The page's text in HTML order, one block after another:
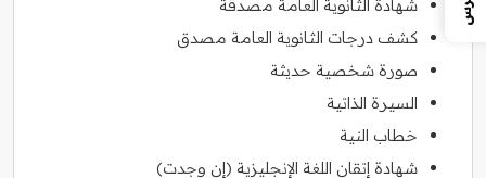
شهادة الثانوية العامة مصدقة
كشف درجات الثانوية العامة مصدق
صورة شخصية حديثة
السيرة الذاتية
خطاب النية
شهادة إتقان اللغة الإنجليزية (إن وجدت)